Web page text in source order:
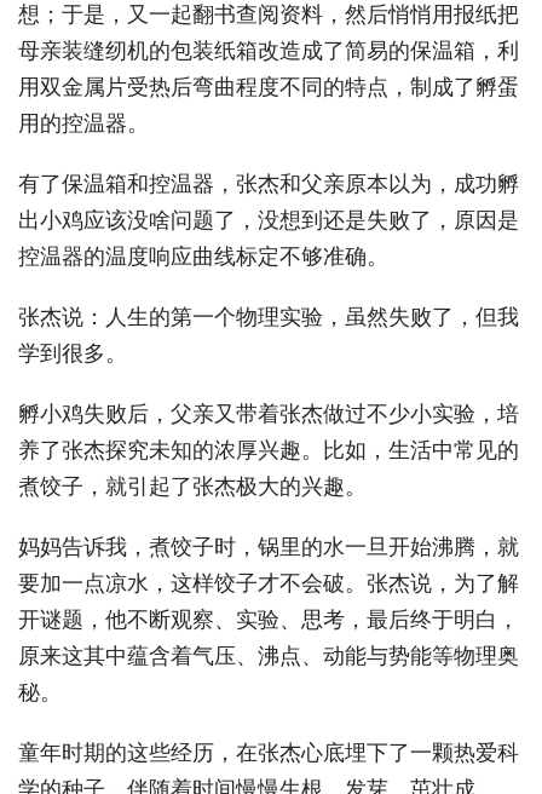
想；于是，又一起翻书查阅资料，然后悄悄用报纸把
母亲装缝纫机的包装纸箱改造成了简易的保温箱，利
用双金属片受热后弯曲程度不同的特点，制成了孵蛋
用的控温器。
有了保温箱和控温器，张杰和父亲原本以为，成功孵
出小鸡应该没啥问题了，没想到还是失败了，原因是
控温器的温度响应曲线标定不够准确。
张杰说：人生的第一个物理实验，虽然失败了，但我
学到很多。
孵小鸡失败后，父亲又带着张杰做过不少小实验，培
养了张杰探究未知的浓厚兴趣。比如，生活中常见的
煮饺子，就引起了张杰极大的兴趣。
妈妈告诉我，煮饺子时，锅里的水一旦开始沸腾，就
要加一点凉水，这样饺子才不会破。张杰说，为了解
开谜题，他不断观察、实验、思考，最后终于明白，
原来这其中蕴含着气压、沸点、动能与势能等物理奥
秘。
童年时期的这些经历，在张杰心底埋下了一颗热爱科
学的种子，伴随着时间慢慢生根、发芽、茁壮成